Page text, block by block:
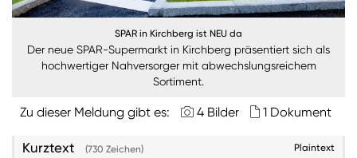
Sie wollen unsere aktuellen Medienmitteilungen
automatisch per E-Mail erhalten? Dann tragen Sie
einfach Ihre Daten in unseren Presseverteiler
ausschließlich für Medienkontakte und nicht für
SPAR in Kirchberg ist NEU da
Der neue SPAR-Supermarkt in Kirchberg präsentiert sich als
hochwertiger Nahversorger mit abwechslungsreichem
Sortiment.
Zu dieser Meldung gibt es: 4 Bilder 1 Dokument
Kurztext (730 Zeichen) Plaintext